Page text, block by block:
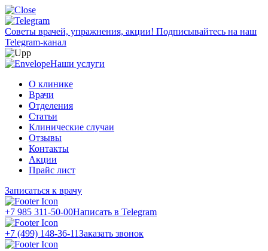
Советы врачей, упражнения, акции! Подписывайтесь на наш
Telegram-канал
Наши услуги
О клинике
Врачи
Отделения
Статьи
Клинические случаи
Отзывы
Контакты
Акции
Прайс лист
Записаться к врачу
+7 985 311-50-00Написать в Telegram
+7 (499) 148-36-11Заказать звонок